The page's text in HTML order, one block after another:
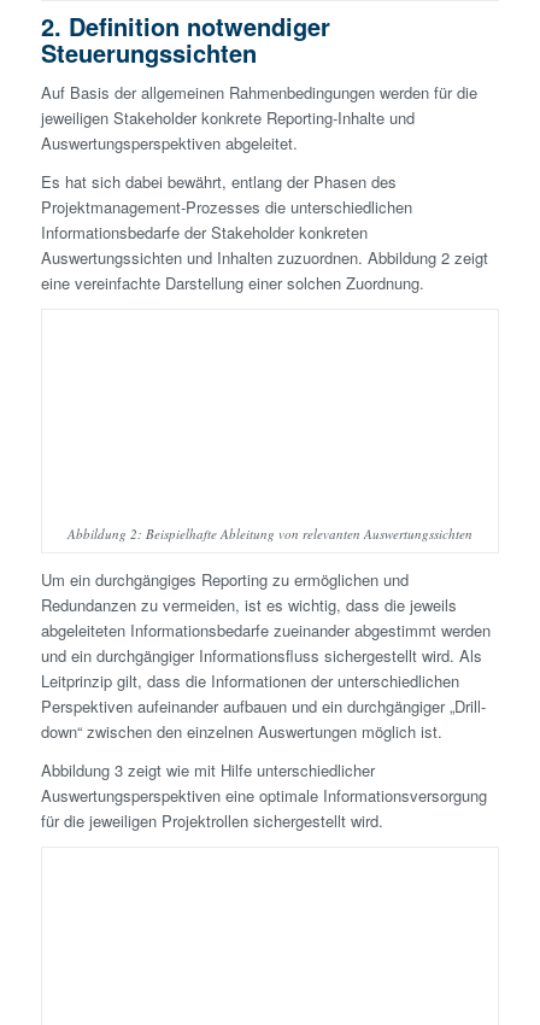
2. Definition notwendiger
Steuerungssichten
Auf Basis der allgemeinen Rahmenbedingungen werden für die
jeweiligen Stakeholder konkrete Reporting-Inhalte und
Auswertungsperspektiven abgeleitet.
Es hat sich dabei bewährt, entlang der Phasen des
Projektmanagement-Prozesses die unterschiedlichen
Informationsbedarfe der Stakeholder konkreten
Auswertungssichten und Inhalten zuzuordnen. Abbildung 2 zeigt
eine vereinfachte Darstellung einer solchen Zuordnung.
Abbildung 2: Beispielhafte Ableitung von relevanten Auswertungssichten
Um ein durchgängiges Reporting zu ermöglichen und
Redundanzen zu vermeiden, ist es wichtig, dass die jeweils
abgeleiteten Informationsbedarfe zueinander abgestimmt werden
und ein durchgängiger Informationsfluss sichergestellt wird. Als
Leitprinzip gilt, dass die Informationen der unterschiedlichen
Perspektiven aufeinander aufbauen und ein durchgängiger „Drill-
down“ zwischen den einzelnen Auswertungen möglich ist.
Abbildung 3 zeigt wie mit Hilfe unterschiedlicher
Auswertungsperspektiven eine optimale Informationsversorgung
für die jeweiligen Projektrollen sichergestellt wird.